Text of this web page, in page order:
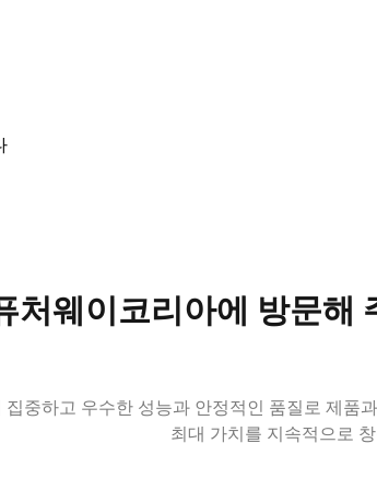
데 전념합니다.
처웨이코리아에 방문해
집중하고 우수한 성능과 안정적인 품질로 제품
최대 가치를 지속적으로